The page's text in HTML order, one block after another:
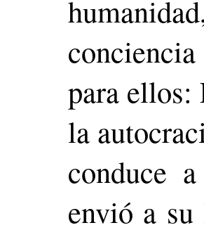
para
la
conduce
envió a